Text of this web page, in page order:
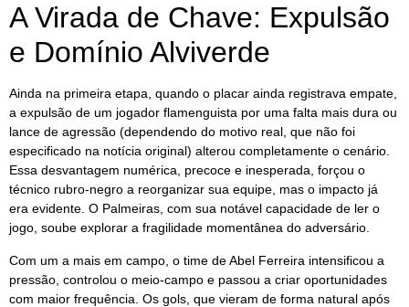
A Virada de Chave: Expulsão
e Domínio Alviverde
Ainda na primeira etapa, quando o placar ainda registrava empate,
a expulsão de um jogador flamenguista por uma falta mais dura ou
lance de agressão (dependendo do motivo real, que não foi
especificado na notícia original) alterou completamente o cenário.
Essa desvantagem numérica, precoce e inesperada, forçou o
técnico rubro-negro a reorganizar sua equipe, mas o impacto já
era evidente. O Palmeiras, com sua notável capacidade de ler o
jogo, soube explorar a fragilidade momentânea do adversário.
Com um a mais em campo, o time de Abel Ferreira intensificou a
pressão, controlou o meio-campo e passou a criar oportunidades
com maior frequência. Os gols, que vieram de forma natural após